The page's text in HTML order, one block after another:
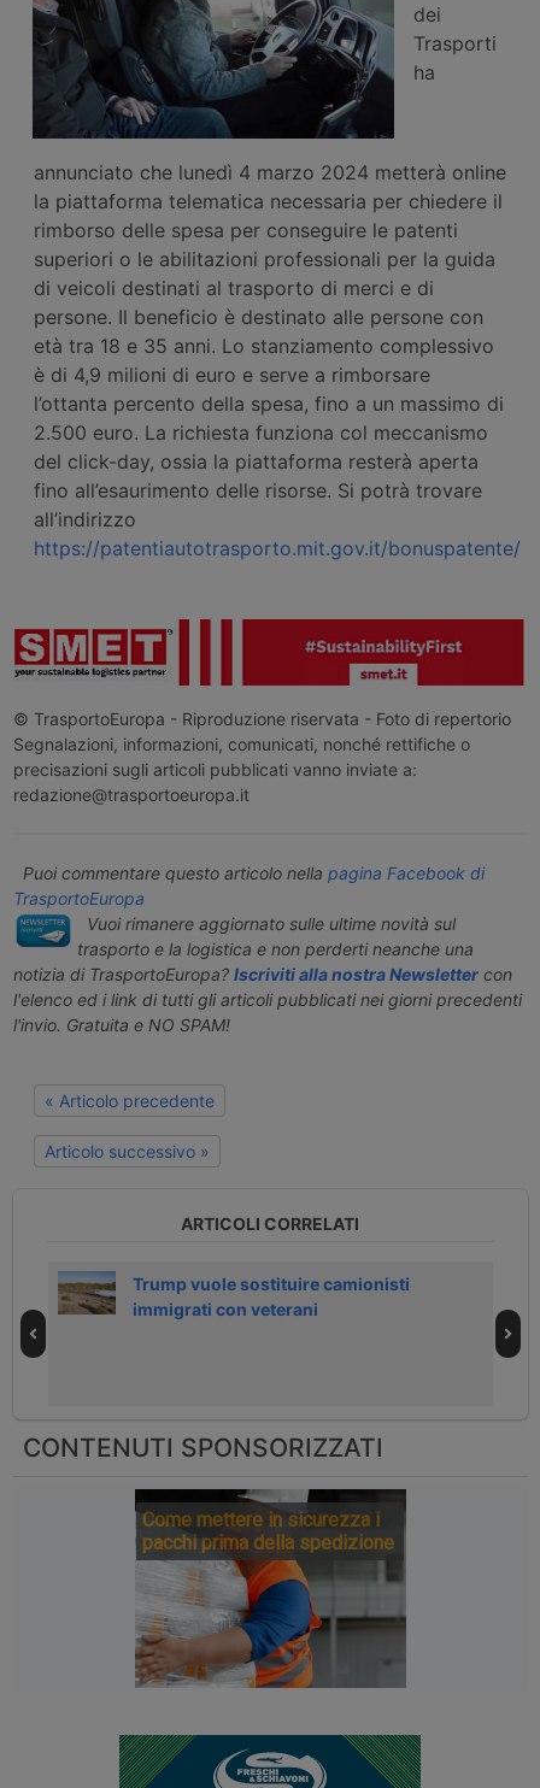
dei
Trasporti
ha
annunciato che lunedì 4 marzo 2024 metterà online
la piattaforma telematica necessaria per chiedere il
rimborso delle spesa per conseguire le patenti
superiori o le abilitazioni professionali per la guida
di veicoli destinati al trasporto di merci e di
persone. Il beneficio è destinato alle persone con
età tra 18 e 35 anni. Lo stanziamento complessivo
è di 4,9 milioni di euro e serve a rimborsare
l’ottanta percento della spesa, fino a un massimo di
2.500 euro. La richiesta funziona col meccanismo
del click-day, ossia la piattaforma resterà aperta
fino all’esaurimento delle risorse. Si potrà trovare
all’indirizzo
https://patentiautotrasporto.mit.gov.it/bonuspatente/
© TrasportoEuropa - Riproduzione riservata - Foto di repertorio
Segnalazioni, informazioni, comunicati, nonché rettifiche o
precisazioni sugli articoli pubblicati vanno inviate a:
redazione@trasportoeuropa.it
Puoi commentare questo articolo nella pagina Facebook di
TrasportoEuropa
Vuoi rimanere aggiornato sulle ultime novità sul
trasporto e la logistica e non perderti neanche una
notizia di TrasportoEuropa? Iscriviti alla nostra Newslettercon
l'elenco ed i link di tutti gli articoli pubblicati nei giorni precedenti
l'invio. Gratuita e NO SPAM!
« Articolo precedente
Articolo successivo »
ARTICOLI CORRELATI
Trump vuole sostituire camionisti
immigrati con veterani
CONTENUTI SPONSORIZZATI
Come mettere in sicurezza i
pacchi prima della spedizione